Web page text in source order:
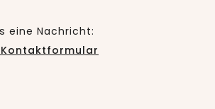
eine Nachricht:
Kontaktformular